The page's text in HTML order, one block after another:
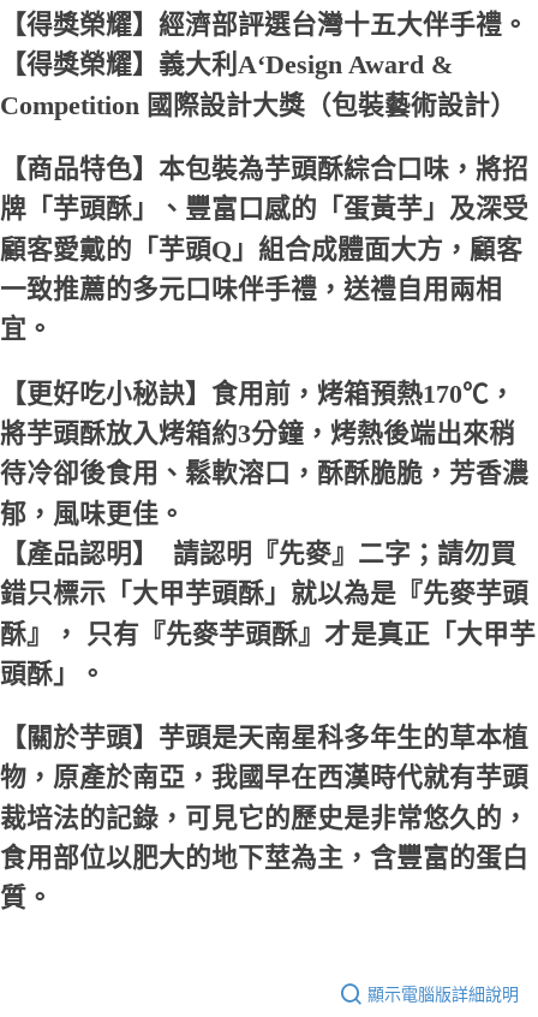
【得獎榮耀】經濟部評選台灣十五大伴手禮。
【得獎榮耀】義大利A‘Design Award &
Competition 國際設計大獎（包裝藝術設計）
【商品特色】本包裝為芋頭酥綜合口味，將招
牌「芋頭酥」、豐富口感的「蛋黃芋」及深受
顧客愛戴的「芋頭Q」組合成體面大方，顧客
一致推薦的多元口味伴手禮，送禮自用兩相
宜。
【更好吃小秘訣】食用前，烤箱預熱170℃，
將芋頭酥放入烤箱約3分鐘，烤熱後端出來稍
待冷卻後食用、鬆軟溶口，酥酥脆脆，芳香濃
郁，風味更佳。
【產品認明】 請認明『先麥』二字；請勿買
錯只標示「大甲芋頭酥」就以為是『先麥芋頭
酥』， 只有『先麥芋頭酥』才是真正「大甲芋
頭酥」。
【關於芋頭】芋頭是天南星科多年生的草本植
物，原產於南亞，我國早在西漢時代就有芋頭
裁培法的記錄，可見它的歷史是非常悠久的，
食用部位以肥大的地下莖為主，含豐富的蛋白
質。
顯示電腦版詳細說明